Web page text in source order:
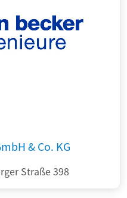
& Co. KG
Straße 398